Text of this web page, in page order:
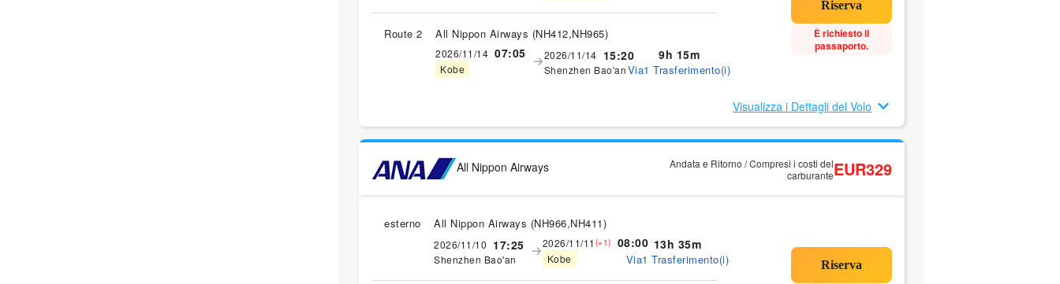
Route 2 All Nippon Airways (NH412,NH965)
2026/11/14 07:05
Kobe
2026/11/14 15:20
Shenzhen Bao'an
9h 15m
Via1 Trasferimento(i)
È richiesto il
passaporto.
Visualizza i Dettagli del Volo
All Nippon Airways
Andata e Ritorno / Compresi i costi del
carburanteEUR329
esterno All Nippon Airways (NH966,NH411)
2026/11/10 17:25
Shenzhen Bao'an
2026/11/11 (+1) 08:00
Kobe
13h 35m
Via1 Trasferimento(i)